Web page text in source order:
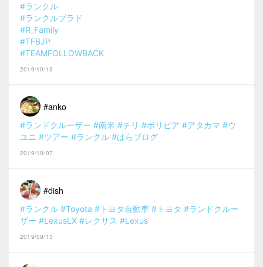
#ランクル
#ランクルプラド
#R_Family
#TFBJP
#TEAMFOLLOWBACK
2019/10/13
#anko
#ランドクルーザー #南米 #チリ #ボリビア #アタカマ #ウ
ユニ #ツアー #ランクル #はらブログ
2019/10/07
#dish
#ランクル #Toyota #トヨタ自動車 #トヨタ #ランドクルー
ザー #LexusLX #レクサス #Lexus
2019/09/13